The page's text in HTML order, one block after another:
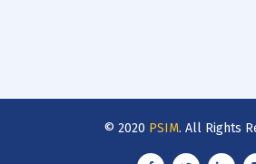
© 2020 PSIM. All Rights